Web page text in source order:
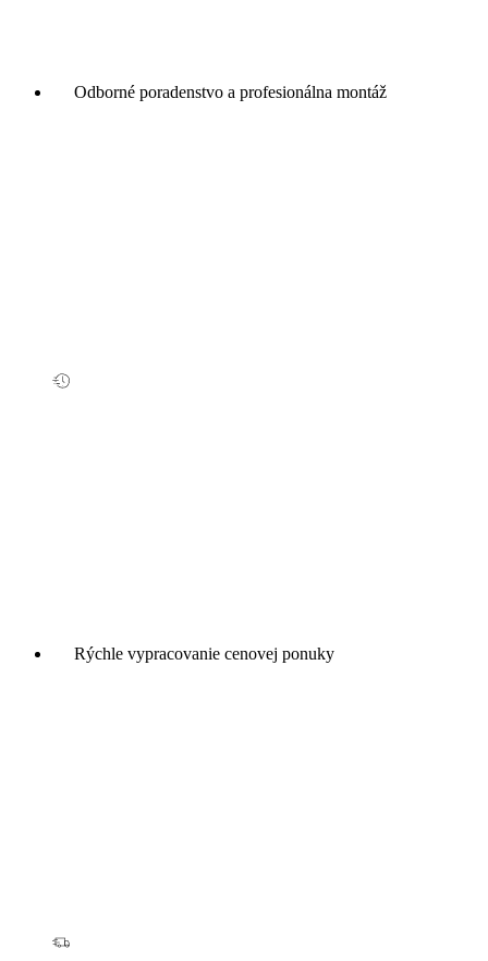
Odborné poradenstvo a profesionálna montáž
Rýchle vypracovanie cenovej ponuky